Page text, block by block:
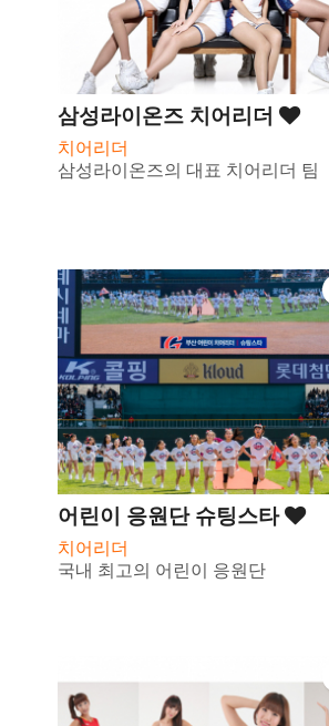
삼성라이온즈 치어리더
치어리더
삼성라이온즈의 대표 치어리더 팀
어린이 응원단 슈팅스타
치어리더
국내 최고의 어린이 응원단